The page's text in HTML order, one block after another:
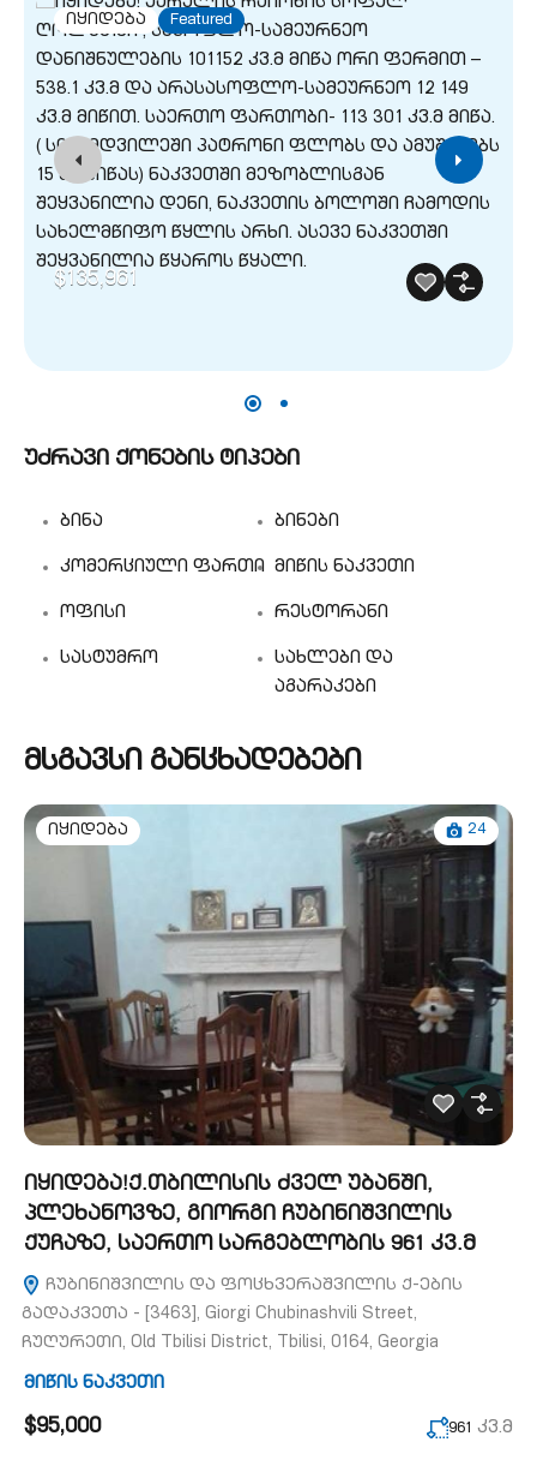
იყიდება Featured
$135,961
უძრავი ქონების ტიპები
ბინა ბინები
კომერციული ფართი მიწის ნაკვეთი
ოფისი რესტორანი
სასტუმრო
სახლები და
აგარაკები
მსგავსი განცხადებები
იყიდება 24
იყიდება!ქ.თბილისის ძველ უბანში,
პლეხანოვზე, გიორგი ჩუბინიშვილის
ქუჩაზე, საერთო სარგებლობის 961 კვ.მ
ჩუბინიშვილის და ფოცხვერაშვილის ქ-ების
გადაკვეთა - [3463], Giorgi Chubinashvili Street,
ჩუღურეთი, Old Tbilisi District, Tbilisi, 0164, Georgia
მიწის ნაკვეთი
$95,000 961 კვ.მ